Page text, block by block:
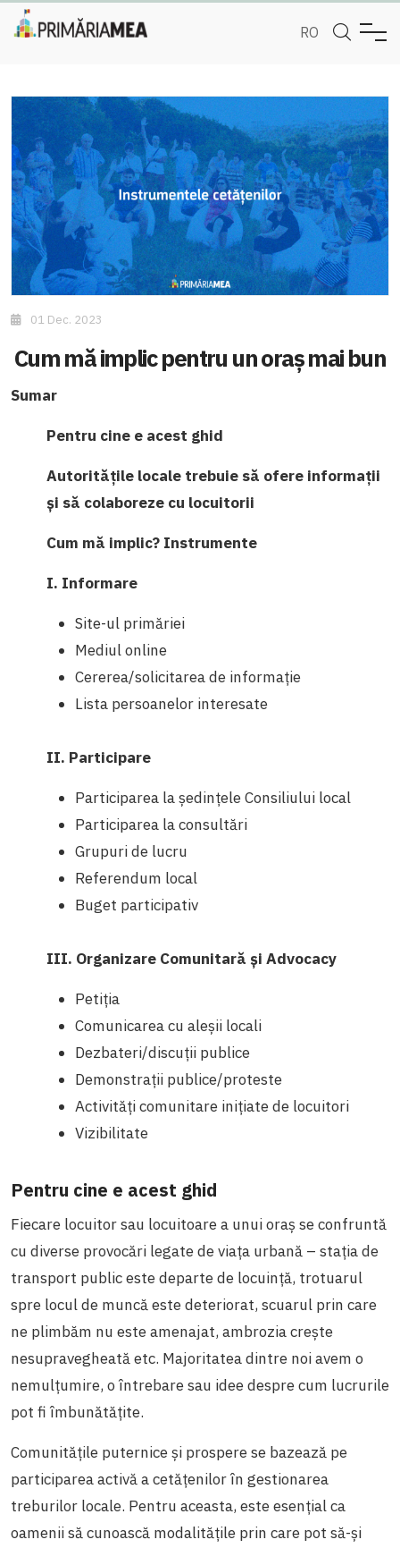
RO
01 Dec. 2023
Cum mă implic pentru un oraș mai bun
Sumar
Pentru cine e acest ghid
Autoritățile locale trebuie să ofere informații
și să colaboreze cu locuitorii
Cum mă implic? Instrumente
I. Informare
Site-ul primăriei
Mediul online
Cererea/solicitarea de informație
Lista persoanelor interesate
II. Participare
Participarea la ședințele Consiliului local
Participarea la consultări
Grupuri de lucru
Referendum local
Buget participativ
III. Organizare Comunitară și Advocacy
Petiția
Comunicarea cu aleșii locali
Dezbateri/discuții publice
Demonstrații publice/proteste
Activități comunitare inițiate de locuitori
Vizibilitate
Pentru cine e acest ghid
Fiecare locuitor sau locuitoare a unui oraș se confruntă
cu diverse provocări legate de viața urbană – stația de
transport public este departe de locuință, trotuarul
spre locul de muncă este deteriorat, scuarul prin care
ne plimbăm nu este amenajat, ambrozia crește
nesupravegheată etc. Majoritatea dintre noi avem o
nemulțumire, o întrebare sau idee despre cum lucrurile
pot fi îmbunătățite.
Comunitățile puternice și prospere se bazează pe
participarea activă a cetățenilor în gestionarea
treburilor locale. Pentru aceasta, este esențial ca
oamenii să cunoască modalitățile prin care pot să-și